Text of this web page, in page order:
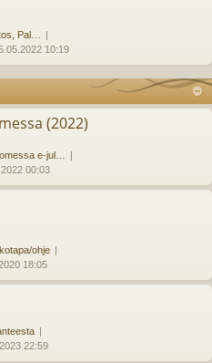
Pal…
10:19
(2022)
e-jul…
00:03
ohje
18:05
22:59